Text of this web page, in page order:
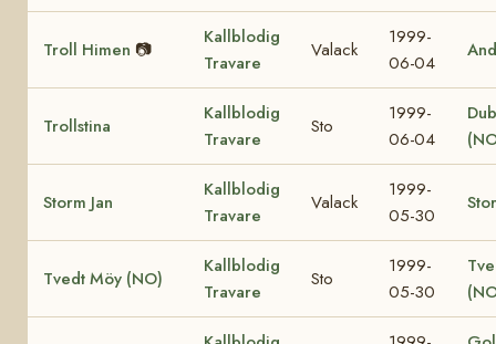
Troll Himen 📷
Kallblodig
Travare
Valack
1999-
06-04
Trollstina
Kallblodig
Travare
Sto
1999-
06-04
Storm Jan
Kallblodig
Travare
Valack
1999-
05-30
Tvedt Möy (NO)
Kallblodig
Travare
Sto
1999-
05-30